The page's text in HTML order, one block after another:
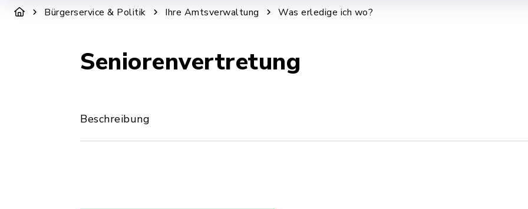
Bürgerservice & Politik Ihre Amtsverwaltung Was erledige ich wo?
Seniorenvertretung
Beschreibung